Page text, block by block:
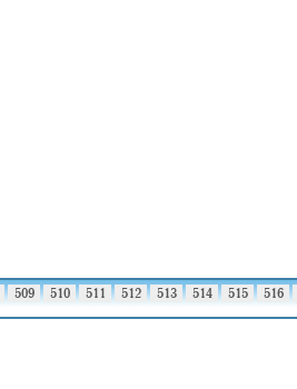
509 510 511 512 513 514 515 516